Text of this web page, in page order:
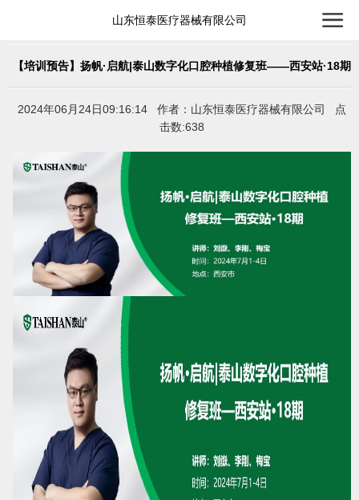
山东恒泰医疗器械有限公司
【培训预告】扬帆·启航|泰山数字化口腔种植修复班——西安站·18期
2024年06月24日09:16:14 作者：山东恒泰医疗器械有限公司 点
击数:638